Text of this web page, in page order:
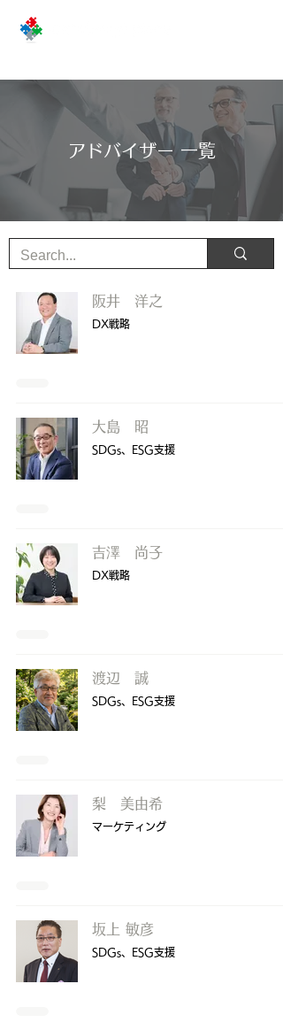
アドバイザー 一覧
阪井 洋之
DX戦略​
大島 昭
SDGs、ESG支援
吉澤 尚子
DX戦略​
渡辺 誠
SDGs、ESG支援
梨 美由希
​マーケティング
坂上 敏彦
SDGs、ESG支援